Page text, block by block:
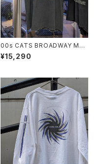
00s CATS BROADWAY MU
SICAL TEE
¥15,290